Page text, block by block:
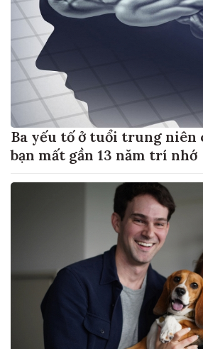
Ba yếu tố ở tuổi trung niên
bạn mất gần 13 năm trí nhớ